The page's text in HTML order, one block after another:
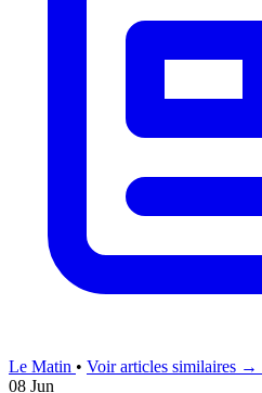
Le Matin • Voir articles similaires →
08 Jun